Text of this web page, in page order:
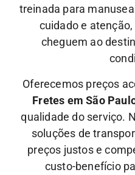
treinada para
cuidado e
cheguem ao
Oferecemos preços
Fretes em São
qualidade do serviço.
soluções de
preços justos e
custo-benefício